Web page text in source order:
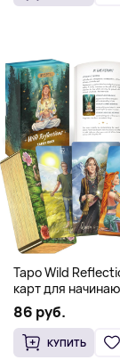
Таро Wild
карт для
книгой (78 карт,
края)
86 руб.
КУПИТЬ